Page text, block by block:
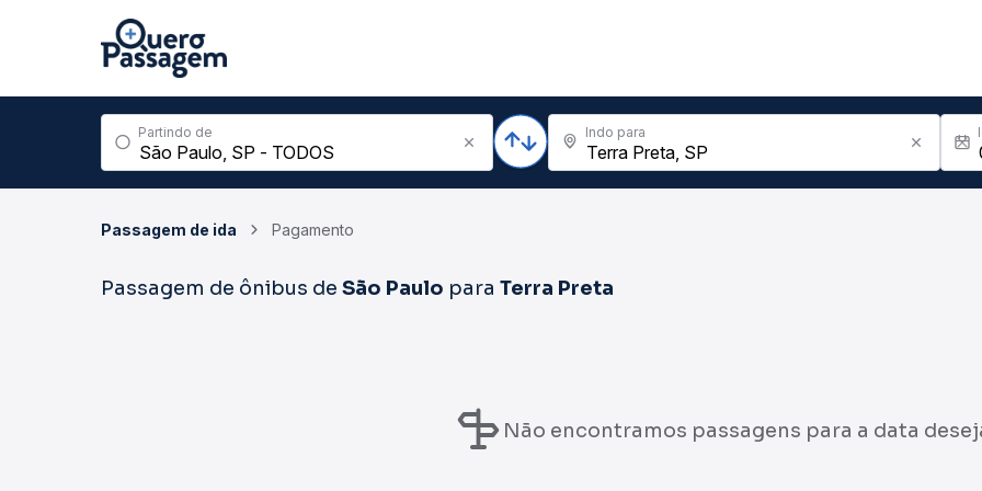
Partindo de Indo para
Passagem de ida Pagamento
Passagem de ônibus de São Paulo para Terra Preta
Não encontramos passagens para a data